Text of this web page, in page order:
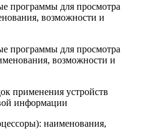
программы для просмотра
возможности и
программы для просмотра
возможности и
применения устройств
информации
наименования,